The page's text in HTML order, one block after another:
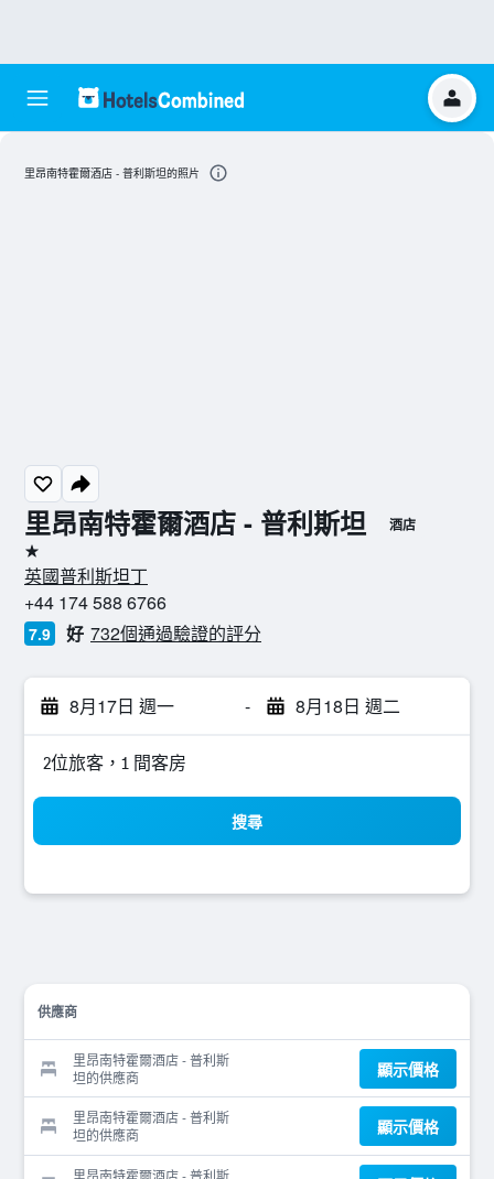
里昂南特霍爾酒店 - 普利斯坦 酒店
1星級
英國普利斯坦丁
+44 174 588 6766
7.9 好 732個通過驗證的評分
8月17日 週一 - 8月18日 週二
2位旅客，1 間客房
搜尋
供應商
里昂南特霍爾酒店 - 普利斯
坦的供應商
顯示價格
里昂南特霍爾酒店 - 普利斯
坦的供應商
顯示價格
里昂南特霍爾酒店 - 普利斯
里昂南特霍爾酒店 - 普利斯坦的照片